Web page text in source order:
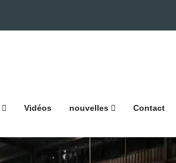
Vidéos nouvelles Contact